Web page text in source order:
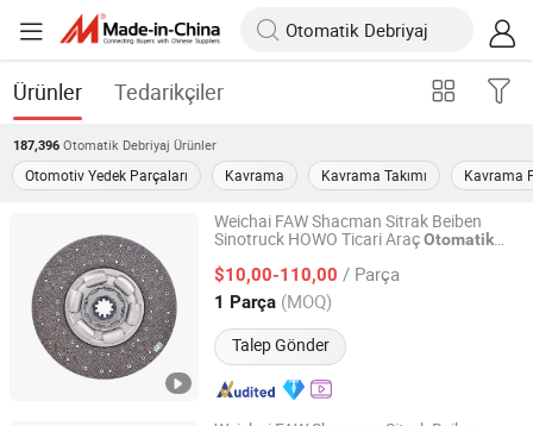
Ürünler Tedarikçiler
187,396 Otomatik Debriyaj Ürünler
Otomotiv Yedek Parçaları Kavrama Kavrama Takımı Kavrama
Weichai FAW Shacman Sitrak Beiben
Sinotruck HOWO Ticari AraçOtomatik
OtomatikDisk Basınç Plakası
$10,00-110,00 / Parça
1 Parça (MOQ)
Talep Gönder
Changchun Yidong Automobile Parts Manufacturing Co.,
Ltd.
Jilin, China Fiyat 2025